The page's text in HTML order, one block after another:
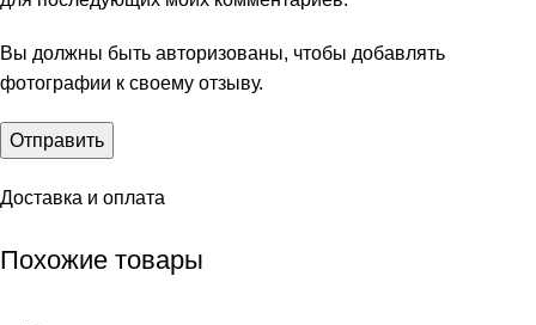
Вы должны быть авторизованы, чтобы добавлять
фотографии к своему отзыву.
Доставка и оплата
Похожие товары